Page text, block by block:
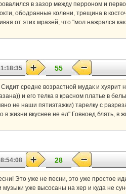
в зазор между перроном и
ободранные колени, трещина в
от этих мразей, что "мол нажрался
55
средне возрастной мудак и
и его телка в красном платье в
не наши пятиэтажки) тарелку с
в жизни вкуснее не ел" Говноед блять,
28
Это уже не песни, это уже простое
уже высосаны на хер и куда не